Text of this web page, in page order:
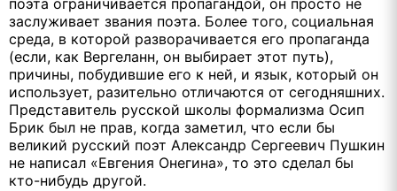
поэта ограничивается пропагандой, он просто не
заслуживает звания поэта. Более того, социальная
среда, в которой разворачивается его пропаганда
(если, как Вергеланн, он выбирает этот путь),
причины, побудившие его к ней, и язык, который он
использует, разительно отличаются от сегодняшних.
Представитель русской школы формализма Осип
Брик был не прав, когда заметил, что если бы
великий русский поэт Александр Сергеевич Пушкин
не написал «Евгения Онегина», то это сделал бы
кто-нибудь другой.